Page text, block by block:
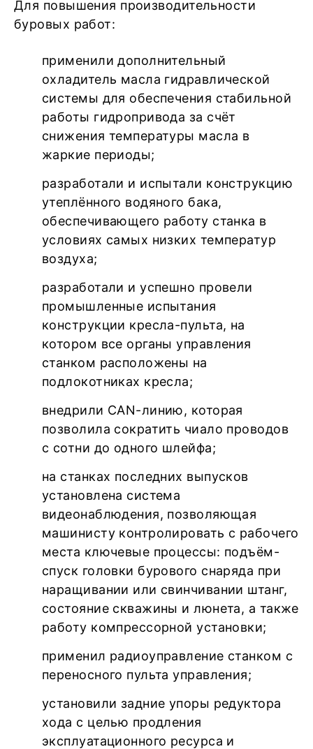
Для повышения производительности
буровых работ:
применили дополнительный
охладитель масла гидравлической
системы для обеспечения стабильной
работы гидропривода за счёт
снижения температуры масла в
жаркие периоды;
разработали и испытали конструкцию
утеплённого водяного бака,
обеспечивающего работу станка в
условиях самых низких температур
воздуха;
разработали и успешно провели
промышленные испытания
конструкции кресла-пульта, на
котором все органы управления
станком расположены на
подлокотниках кресла;
внедрили CAN-линию, которая
позволила сократить чиало проводов
с сотни до одного шлейфа;
на станках последних выпусков
установлена система
видеонаблюдения, позволяющая
машинисту контролировать с рабочего
места ключевые процессы: подъём-
спуск головки бурового снаряда при
наращивании или свинчивании штанг,
состояние скважины и люнета, а также
работу компрессорной установки;
применил радиоуправление станком с
переносного пульта управления;
установили задние упоры редуктора
хода с целью продления
эксплуатационного ресурса и